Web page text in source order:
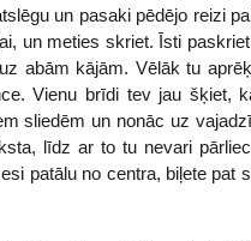
un pasaki pēdējo reizi
un meties skriet. Īsti
abām kājām. Vēlāk tu
Vienu brīdi tev jau šķiet,
sliedēm un nonāc uz
līdz ar to tu nevari
patālu no centra, biļete pat